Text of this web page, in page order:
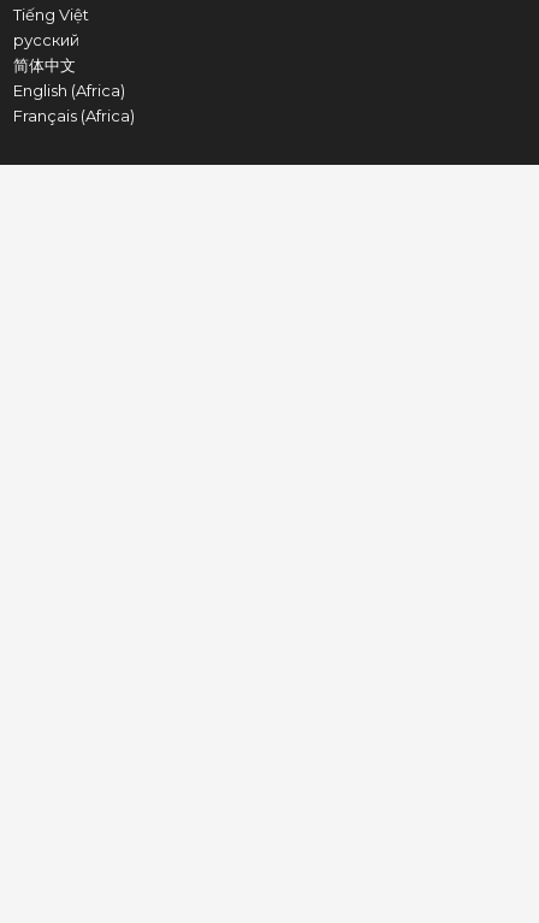
Tiếng Việt
русский
简体中文
English (Africa)
Français (Africa)